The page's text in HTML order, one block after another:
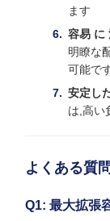
ます
容易 に
明瞭な
可能で
安定し
は,高い
よくある質問
Q1: 最大拡張